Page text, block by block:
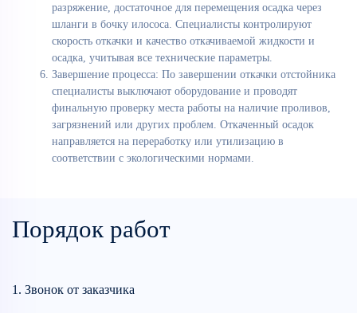
разряжение, достаточное для перемещения осадка через
шланги в бочку илососа. Специалисты контролируют
скорость откачки и качество откачиваемой жидкости и
осадка, учитывая все технические параметры.
Завершение процесса: По завершении откачки отстойника
специалисты выключают оборудование и проводят
финальную проверку места работы на наличие проливов,
загрязнений или других проблем. Откаченный осадок
направляется на переработку или утилизацию в
соответствии с экологическими нормами.
Порядок работ
1. Звонок от заказчика